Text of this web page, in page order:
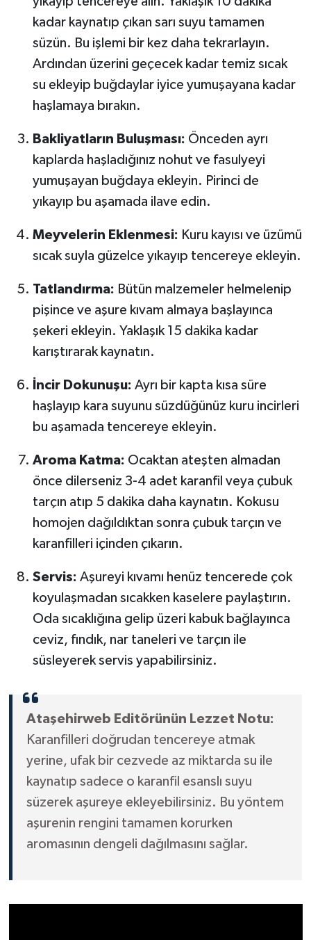
kadar kaynatıp çıkan sarı suyu tamamen
süzün. Bu işlemi bir kez daha tekrarlayın.
Ardından üzerini geçecek kadar temiz sıcak
su ekleyip buğdaylar iyice yumuşayana kadar
haşlamaya bırakın.
Bakliyatların Buluşması: Önceden ayrı
kaplarda haşladığınız nohut ve fasulyeyi
yumuşayan buğdaya ekleyin. Pirinci de
yıkayıp bu aşamada ilave edin.
Meyvelerin Eklenmesi: Kuru kayısı ve üzümü
sıcak suyla güzelce yıkayıp tencereye ekleyin.
Tatlandırma: Bütün malzemeler helmelenip
pişince ve aşure kıvam almaya başlayınca
şekeri ekleyin. Yaklaşık 15 dakika kadar
karıştırarak kaynatın.
İncir Dokunuşu: Ayrı bir kapta kısa süre
haşlayıp kara suyunu süzdüğünüz kuru incirleri
bu aşamada tencereye ekleyin.
Aroma Katma: Ocaktan ateşten almadan
önce dilerseniz 3-4 adet karanfil veya çubuk
tarçın atıp 5 dakika daha kaynatın. Kokusu
homojen dağıldıktan sonra çubuk tarçın ve
karanfilleri içinden çıkarın.
Servis: Aşureyi kıvamı henüz tencerede çok
koyulaşmadan sıcakken kaselere paylaştırın.
Oda sıcaklığına gelip üzeri kabuk bağlayınca
ceviz, fındık, nar taneleri ve tarçın ile
süsleyerek servis yapabilirsiniz.
Ataşehirweb Editörünün Lezzet Notu:
Karanfilleri doğrudan tencereye atmak
yerine, ufak bir cezvede az miktarda su ile
kaynatıp sadece o karanfil esanslı suyu
süzerek aşureye ekleyebilirsiniz. Bu yöntem
aşurenin rengini tamamen korurken
aromasının dengeli dağılmasını sağlar.